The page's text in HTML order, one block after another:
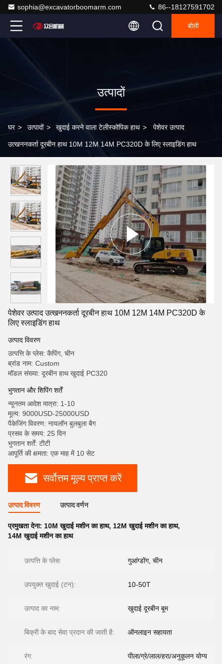
sophia@excavatorboomarm.com 86--18127591702
बोली
उत्पादों
घर > उत्पादों > खुदाई करने वाला टेलीस्कोपिक हाथ > पेशेवर उत्पाद
उत्खननकर्ता दूरबीन हाथ 10M 12M 14M PC320D के लिए स्लाइडिंग हाथ
पेशेवर उत्पाद उत्खननकर्ता दूरबीन हाथ 10M 12M 14M PC320D के
लिए स्लाइडिंग हाथ
उत्पाद विवरण
उत्पत्ति के प्लेस: कैपिंग, चीन
ब्रांड नाम: Custom
मॉडल संख्या: दूरबीन हाथ खुदाई PC320
भुगतान और शिपिंग शर्तें
न्यूनतम आदेश मात्रा: 1-10
मूल्य: 9000USD-25000USD
पैकेजिंग विवरण: नायलॉन बुलबुला बैग
प्रसव के समय: 25 दिन
भुगतान शर्तें: टीटी
आपूर्ति की क्षमता: एक माह में 10 सेट
सर्वोत्तम मूल्य प्राप्त करें
उत्पाद विवरण उत्पाद वर्णन
प्रमुखता देना: 10M खुदाई मशीन का हाथ, 12M खुदाई मशीन का हाथ,
14M खुदाई मशीन का हाथ
उत्पत्ति के प्लेस: गुआंग्डोंग, चीन
उपयुक्त खुदाई (टन): 10-50T
उत्पाद का नाम: खुदाई दूरबीन बूम
बिक्री के बाद सेवा प्रदान की जाती है: ऑनलाइन सहायता
रंग: पीला/ग्रे/लाल/हरा/अनुकूलन योग्य